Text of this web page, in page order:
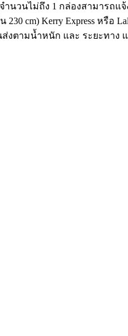
ำนวนไม่ถึง 1 กล่องสามารถแ
น 230 cm) Kerry Express หรื
งตามน้ำหนัก และ ระยะทาง